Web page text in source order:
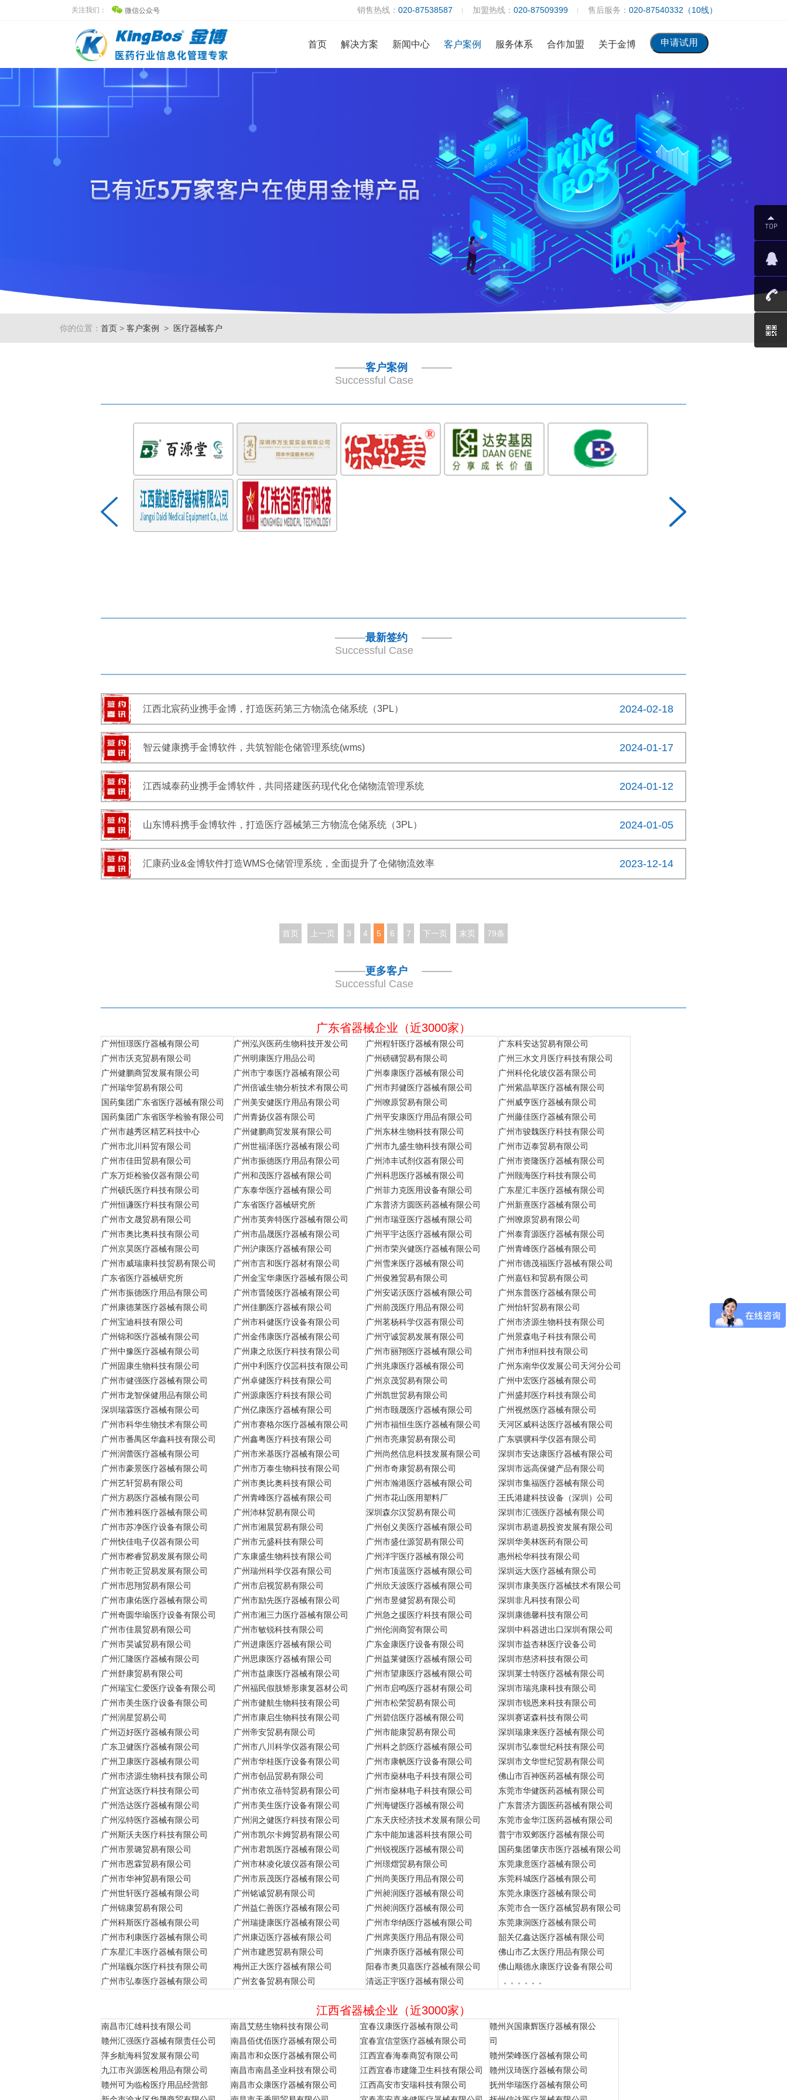
关注我们： 微信公众号 销售热线： 020-87538587 加盟热线： 020-87509399 售后服务： 020-87540332（10线）
首页 解决方案 新闻中心 客户案例 服务体系 合作加盟 关于金博
你的位置： 首页 > 客户案例 > 医疗器械客户
客户案例
Successful Case
最新签约
Successful Case
江西北宸药业携手金博，打造医药第三方物流仓储系统（3PL） 2024-02-18
智云健康携手金博软件，共筑智能仓储管理系统(wms) 2024-01-17
江西城泰药业携手金博软件，共同搭建医药现代化仓储物流管理系统 2024-01-12
山东博科携手金博软件，打造医疗器械第三方物流仓储系统（3PL） 2024-01-05
汇康药业&金博软件打造WMS仓储管理系统，全面提升了仓储物流效率 2023-12-14
首页 上一页 3 4 5 6 7 下一页 末页 79条
更多客户
Successful Case
广东省器械企业（近3000家）
广州恒璟医疗器械有限公司
广州市沃克贸易有限公司
广州健鹏商贸发展有限公司
广州瑞华贸易有限公司
国药集团广东省医疗器械有限公司
国药集团广东省医学检验有限公司
广州市越秀区精艺科技中心
广州市北川科贸有限公司
广州市佳田贸易有限公司
广东万炬检验仪器有限公司
广州硕氏医疗科技有限公司
广州恒谦医疗科技有限公司
广州市文晟贸易有限公司
广州市奥比奥科技有限公司
广州京昊医疗器械有限公司
广州市威瑞康科技贸易有限公司
广东省医疗器械研究所
广州市振德医疗用品有限公司
广州康德莱医疗器械有限公司
广州宝迪科技有限公司
广州锦和医疗器械有限公司
广州中豫医疗器械有限公司
广州固康生物科技有限公司
广州市健强医疗器械有限公司
广州市龙智保健用品有限公司
深圳瑞霖医疗器械有限公司
广州市科华生物技术有限公司
广州市番禺区华鑫科技有限公司
广州润蕾医疗器械有限公司
广州市豪景医疗器械有限公司
广州艺轩贸易有限公司
广州方易医疗器械有限公司
广州市雅科医疗器械有限公司
广州市苏净医疗设备有限公司
广州快佳电子仪器有限公司
广州市桦睿贸易发展有限公司
广州市乾正贸易发展有限公司
广州市思翔贸易有限公司
广州市康佑医疗器械有限公司
广州奇圆华瑜医疗设备有限公司
广州市佳晨贸易有限公司
广州市昊诚贸易有限公司
广州汇隆医疗器械有限公司
广州舒康贸易有限公司
广州瑞宝仁爱医疗设备有限公司
广州市美生医疗设备有限公司
广州润星贸易公司
广州迈好医疗器械有限公司
广东卫健医疗器械有限公司
广州卫康医疗器械有限公司
广州市济源生物科技有限公司
广州宜达医疗科技有限公司
广州浩达医疗器械有限公司
广州泓特医疗器械有限公司
广州斯沃夫医疗科技有限公司
广州市景璐贸易有限公司
广州市恩霖贸易有限公司
广州市华神贸易有限公司
广州世轩医疗器械有限公司
广州锦康贸易有限公司
广州科斯医疗器械有限公司
广州市利康医疗器械有限公司
广东星汇丰医疗器械有限公司
广州瑞巍尔医疗科技有限公司
广州市弘泰医疗器械有限公司
广州泓兴医药生物科技开发公司
广州明康医疗用品公司
广州市宁泰医疗器械有限公司
广州倍诚生物分析技术有限公司
广州美安健医疗用品有限公司
广州青扬仪器有限公司
广州健鹏商贸发展有限公司
广州世福泽医疗器械有限公司
广州市振德医疗用品有限公司
广州和茂医疗器械有限公司
广东泰华医疗器械有限公司
广东省医疗器械研究所
广州市英奔特医疗器械有限公司
广州市晶晟医疗器械有限公司
广州沪康医疗器械有限公司
广州市言和医疗器材有限公司
广州金宝华康医疗器械有限公司
广州市晋陵医疗器械有限公司
广州佳鹏医疗器械有限公司
广州市科健医疗设备有限公司
广州金伟康医疗器械有限公司
广州康之欣医疗科技有限公司
广州中利医疗仪噐科技有限公司
广州卓健医疗科技有限公司
广州源康医疗科技有限公司
广州亿康医疗器械有限公司
广州市赛格尔医疗器械有限公司
广州鑫粤医疗科技有限公司
广州市米基医疗器械有限公司
广州市万泰生物科技有限公司
广州市奥比奥科技有限公司
广州青峰医疗器械有限公司
广州沛林贸易有限公司
广州市湘晨贸易有限公司
广州市元盛科技有限公司
广东康盛生物科技有限公司
广州瑞州科学仪器有限公司
广州市启视贸易有限公司
广州市励先医疗器械有限公司
广州市湘三力医疗器械有限公司
广州市敏锐科技有限公司
广州进康医疗器械有限公司
广州思康医疗器械有限公司
广州市益康医疗器械有限公司
广州福民假肢矫形康复器材公司
广州市健航生物科技有限公司
广州市康启生物科技有限公司
广州帝安贸易有限公司
广州市八川科学仪器有限公司
广州市华桂医疗设备有限公司
广州市创品贸易有限公司
广州市依立蓓特贸易有限公司
广州市美生医疗设备有限公司
广州润之健医疗科技有限公司
广州市凯尔卡姆贸易有限公司
广州市君凯医疗器械有限公司
广州市林凌化玻仪器有限公司
广州市辰茂医疗器械有限公司
广州铭诚贸易有限公司
广州益仁善医疗器械有限公司
广州瑞捷康医疗器械有限公司
广州康迈医疗器械有限公司
广州市建恩贸易有限公司
梅州正大医疗器械有限公司
广州玄备贸易有限公司
广州程轩医疗器械有限公司
广州磅礴贸易有限公司
广州泰康医疗器械有限公司
广州市邦健医疗器械有限公司
广州嘹原贸易有限公司
广州平安康医疗用品有限公司
广州东林生物科技有限公司
广州市九盛生物科技有限公司
广州沛丰试剂仪器有限公司
广州科思医疗器械有限公司
广州菲力克医用设备有限公司
广东普济方圆医药器械有限公司
广州市瑞亚医疗器械有限公司
广州平宇达医疗器械有限公司
广州市荣兴健医疗器械有限公司
广州雪来医疗器械有限公司
广州俊雅贸易有限公司
广州安诺沃医疗器械有限公司
广州前茂医疗用品有限公司
广州茗杨科学仪器有限公司
广州守诚贸易发展有限公司
广州市丽翔医疗器械有限公司
广州兆康医疗器械有限公司
广州京茂贸易有限公司
广州凯世贸易有限公司
广州市颐晟医疗器械有限公司
广州市福恒生医疗器械有限公司
广州市亮康贸易有限公司
广州尚然信息科技发展有限公司
广州市奇康贸易有限公司
广州市瀚港医疗器械有限公司
广州市花山医用塑料厂
深圳森尔汉贸易有限公司
广州创义美医疗器械有限公司
广州市盛仕源贸易有限公司
广州洋宇医疗器械有限公司
广州市顶蓝医疗器械有限公司
广州欣天波医疗器械有限公司
广州市昱健贸易有限公司
广州急之援医疗科技有限公司
广州伦润商贸有限公司
广东金康医疗设备有限公司
广州益莱健医疗器械有限公司
广州市望康医疗器械有限公司
广州市启鸣医疗器材有限公司
广州市松荣贸易有限公司
广州碧信医疗器械有限公司
广州市能康贸易有限公司
广州科之韵医疗器械有限公司
广州市康帆医疗设备有限公司
广州市燊林电子科技有限公司
广州市燊林电子科技有限公司
广州海键医疗器械有限公司
广东天庆经济技术发展有限公司
广东中能加速器科技有限公司
广州锐视医疗器械有限公司
广州璟熠贸易有限公司
广州尚美医疗用品有限公司
广州昶润医疗器械有限公司
广州昶润医疗器械有限公司
广州市华纳医疗器械有限公司
广州席美医疗用品有限公司
广州康乔医疗器械有限公司
阳春市奥贝嘉医疗器械有限公司
清远正宇医疗器械有限公司
广东科安达贸易有限公司
广州三水文月医疗科技有限公司
广州科伦化玻仪器有限公司
广州紫晶草医疗器械有限公司
广州威亨医疗器械有限公司
广州藤佳医疗器械有限公司
广州市骏魏医疗科技有限公司
广州市迈泰贸易有限公司
广州市资隆医疗器械有限公司
广州颐海医疗科技有限公司
广东星汇丰医疗器械有限公司
广州新熹医疗器械有限公司
广州嘹原贸易有限公司
广州泰育源医疗器械有限公司
广州青峰医疗器械有限公司
广州市德茂福医疗器械有限公司
广州嘉钰和贸易有限公司
广州东普医疗器械有限公司
广州怡轩贸易有限公司
广州市济源生物科技有限公司
广州景森电子科技有限公司
广州市利恒科技有限公司
广州东南华仪发展公司天河分公司
广州中宏医疗器械有限公司
广州盛邦医疗科技有限公司
广州视然医疗器械有限公司
天河区威科达医疗器械有限公司
广东骐骥科学仪器有限公司
深圳市安达康医疗器械有限公司
深圳市远高保健产品有限公司
深圳市集福医疗器械有限公司
王氏港建科技设备（深圳）公司
深圳市汇强医疗器械有限公司
深圳市易道易投资发展有限公司
深圳华美林医药有限公司
惠州松华科技有限公司
深圳远大医疗器械有限公司
深圳市康美医疗器械技术有限公司
深圳非凡科技有限公司
深圳康德馨科技有限公司
深圳中科器进出口深圳有限公司
深圳市益杏林医疗设备公司
深圳市慈济科技有限公司
深圳莱士特医疗器械有限公司
深圳市瑞兆康科技有限公司
深圳市锐恩来科技有限公司
深圳赛诺森科技有限公司
深圳瑞康来医疗器械有限公司
深圳市弘泰世纪科技有限公司
深圳市文华世纪贸易有限公司
佛山市百神医药器械有限公司
东莞市华健医药器械有限公司
广东普济方圆医药器械有限公司
东莞市金华江医药器械有限公司
普宁市双邺医疗器械有限公司
国药集团肇庆市医疗器械有限公司
东莞康意医疗器械有限公司
东莞科城医疗器械有限公司
东莞永康医疗器械有限公司
东莞市合一医疗器械贸易有限公司
东莞康洞医疗器械有限公司
韶关亿鑫达医疗器械有限公司
佛山市乙太医疗用品有限公司
佛山顺德永康医疗设备有限公司
。。。。。。
江西省器械企业（近3000家）
南昌市汇雄科技有限公司
赣州汇强医疗器械有限责任公司
萍乡航海科贸发展有限公司
九江市兴源医检用品有限公司
赣州可为临检医疗用品经营部
南昌艾慈生物科技有限公司
南昌佰优佰医疗器械有限公司
南昌市和众医疗器械有限公司
南昌市南昌圣业科技有限公司
南昌市众康医疗器械有限公司
宜春汉康医疗器械有限公司
宜春宜信堂医疗器械有限公司
江西宜春海泰商贸有限公司
江西宜春市建隆卫生科技有限公司
江西高安市安瑞科技有限公司
赣州兴国康辉医疗器械有限公
司
赣州荣峰医疗器械有限公司
赣州汉琦医疗器械有限公司
抚州华瑞医疗器械有限公司